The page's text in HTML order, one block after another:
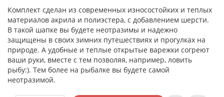
Комплект сделан из современных износостойких и теплых
материалов акрила и полиэстера, с добавлением шерсти.
В такой шапке вы будете неотразимы и надежно
защищены в своих зимних путешествиях и прогулках на
природе. А удобные и теплые открытые варежки согреют
ваши руки, вместе с тем позволяя, например, ловить
рыбу:). Тем более на рыбалке вы будете самой
неотразимой.